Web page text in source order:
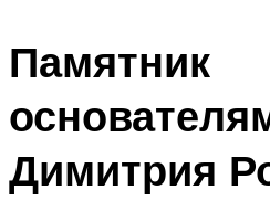
Памятник
Димитрия